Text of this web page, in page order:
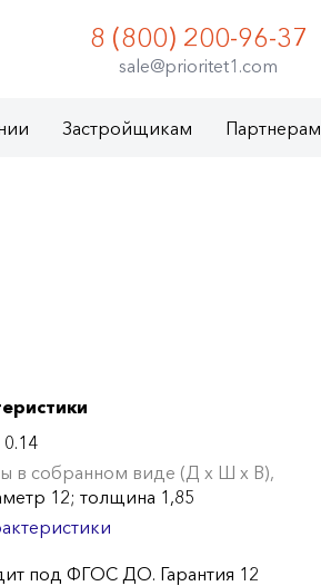
8 (800) 200-96-37
sale@prioritet1.com
Застройщикам Партнерам
0.14
в собранном виде (Д х Ш х В),
12; толщина 1,85
под ФГОС ДО. Гарантия 12